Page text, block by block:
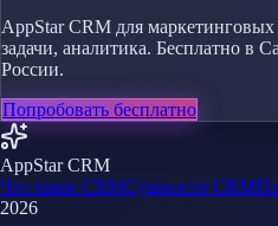
AppStar CRM для
задачи, аналитика. Бесплатно в
России.
Попробовать бесплатно
AppStar CRM
Что такое CRMСущности CRM
2026